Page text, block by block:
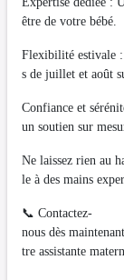
être de votre bébé.
Flexibilité estivale :
s de juillet et août
Confiance et
un soutien sur
Ne laissez rien au
le à des mains
📞 Contactez-
nous dès
tre assistante